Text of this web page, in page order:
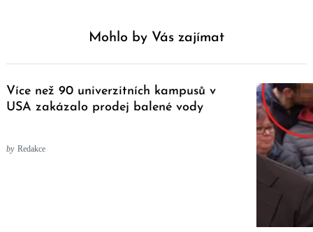
Mohlo by Vás zajímat
Více než 90 univerzitních kampusů v
USA zakázalo prodej balené vody
by Redakce